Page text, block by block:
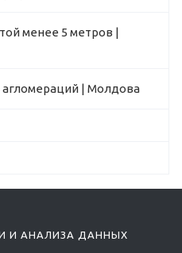
менее 5 метров |
агломераций | Молдова
И АНАЛИЗА ДАННЫХ